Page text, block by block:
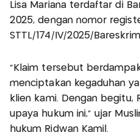
Lisa Mariana terdaftar di
2025, dengan nomor
STTL/174/IV/2025/
“Klaim tersebut
menciptakan kegaduhan
klien kami. Dengan begitu,
upaya hukum ini,” ujar
hukum Ridwan Kamil.